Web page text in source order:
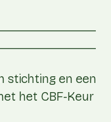
stichting en een
het CBF-Keur